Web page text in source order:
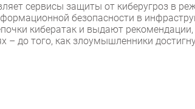
сервисы защиты от киберугроз в
безопасности в
кибератак и выдают
– до того, как злоумышленники